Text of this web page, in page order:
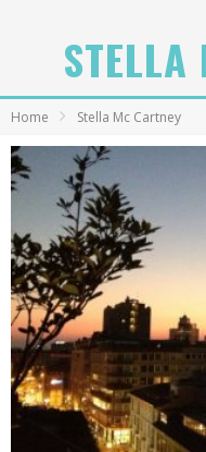
SEE YOU
STELLA
Home Stella Mc Cartney